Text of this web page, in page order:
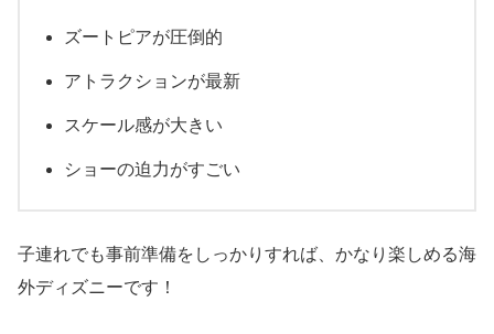
ズートピアが圧倒的
アトラクションが最新
スケール感が大きい
ショーの迫力がすごい
子連れでも事前準備をしっかりすれば、かなり楽しめる海
外ディズニーです！